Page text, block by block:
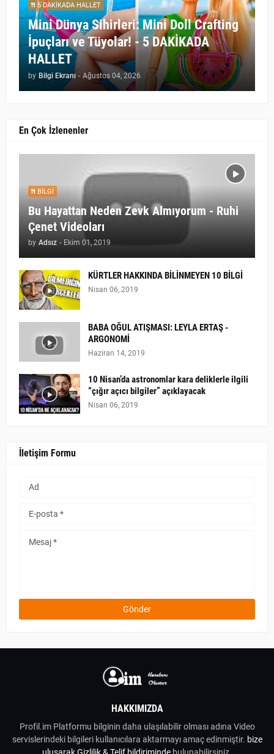
5 DAKİKADA HALLET
Mini Dünya Sihirleri: Mini Doll Crafting
İpuçları ve Tüyolar! - 5 DAKİKADA
HALLET
by Bilgi Ekranı - Ağustos 04, 2026
En Çok İzlenenler
BILGI
Bu Hayattan Neden Zevk Almıyorum - Ruhi
Çenet Videoları
by Adsız - Ekim 01, 2019
KÜRTLER HAKKINDA BİLİNMEYEN 10 BİLGİ
Nisan 06, 2019
BABA OĞUL ATIŞMASI: LEYLA ERTAŞ -
ARGONOMİ
Haziran 14, 2019
10 Nisan’da astronomlar kara deliklerle ilgili
“çığır açıcı bilgiler” açıklayacak
Nisan 06, 2019
İletişim Formu
HAKKIMIZDA
Profil.im Platformu bilginin daha ulaşılabilir olması adına Video
servislerindeki bilgileri kullanıcılara aktarmayı amaç edinmiştir. bize